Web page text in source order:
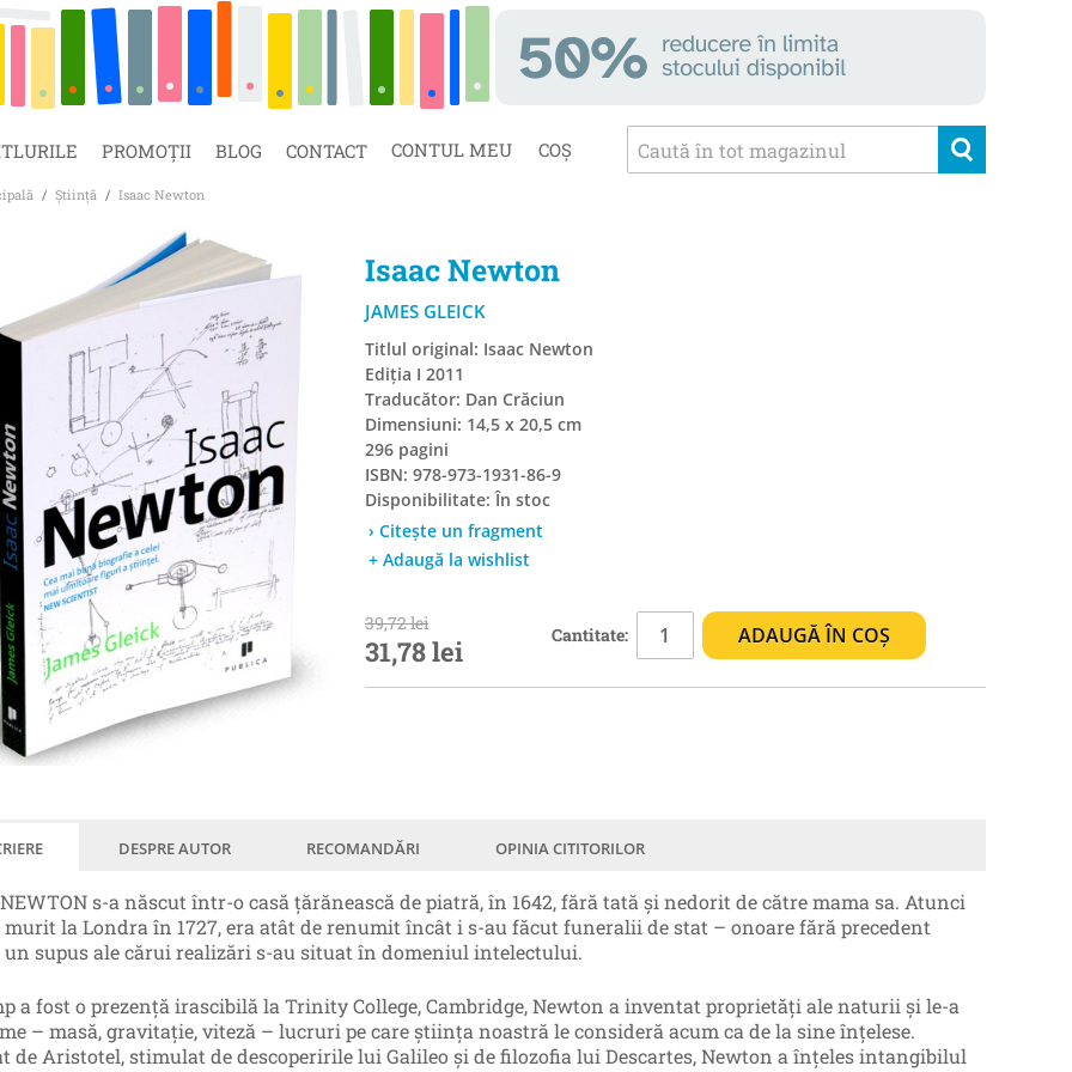
CONTUL MEU COȘ
PROMOȚII BLOG CONTACT
/ Știință / Isaac Newton
Isaac Newton
JAMES GLEICK
Titlul original: Isaac Newton
Ediția I 2011
Traducător: Dan Crăciun
Dimensiuni: 14,5 x 20,5 cm
296 pagini
ISBN: 978-973-1931-86-9
Disponibilitate: În stoc
› Citește un fragment
+ Adaugă la wishlist
39,72 lei
31,78 lei Cantitate: ADAUGĂ ÎN COȘ
DESPRE AUTOR RECOMANDĂRI OPINIA CITITORILOR
s-a născut într-o casă ţărănească de piatră, în 1642, fără tată şi nedorit de către mama sa. Atunci
murit la Londra în 1727, era atât de renumit încât i s-au făcut funeralii de stat – onoare fără precedent
supus ale cărui realizări s-au situat în domeniul intelectului.
a fost o prezenţă irascibilă la Trinity College, Cambridge, Newton a inventat proprietăţi ale naturii şi le-a
– masă, gravitaţie, viteză – lucruri pe care ştiinţa noastră le consideră acum ca de la sine înţelese.
de Aristotel, stimulat de descoperirile lui Galileo şi de filozofia lui Descartes, Newton a înţeles intangibilul